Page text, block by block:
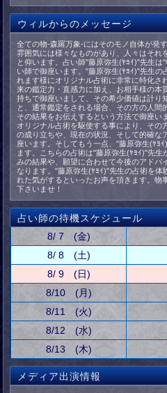
ウィルからのメッセージ
全ての物-森羅万象-にはそのモノ自体が発
雰囲気には様々なものがあり、人々はそれ
と仰います。占い師"藤原弥生(ﾔﾖｲ)"先生
い師で御座います。"藤原弥生(ﾔﾖｲ)"先生の
れます様にオリジナル占術に非常に特化さ
来の鑑定力・直感力に加え、お相手様の本
持ちで御座いまして、その希少価値は計り
と、通常鑑定をされる場合、その方の人間
その結果をお伝えするという方法で御座い
オリジナル占術を駆使する事により、その
の成り立ちや、現在の状況、そして的確な
座います。そしてもう一点、"藤原弥生(ﾔﾖ
ます。こちらの占術は"藤原弥生(ﾔﾖｲ)"先
みの結果や、願望に合わせて今後のアドバ
なります。"藤原弥生(ﾔﾖｲ)"先生の占術を
れた気がするといったお声を頂きます。物
下さいませ！
占い師の待機スケジュール
8/ 7 (金)
8/ 8 (土)
8/ 9 (日)
8/10 (月)
8/11 (火)
8/12 (水)
8/13 (木)
メディア出演情報